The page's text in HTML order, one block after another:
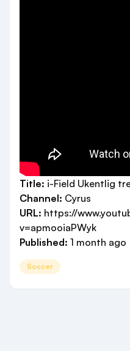
Title: i-Field Ukentlig
Channel: Cyrus
URL: https://
v=apmooiaPWyk
Published: 1 month ago
Soccer